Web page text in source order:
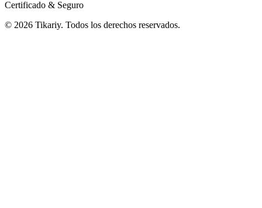
Certificado & Seguro
© 2026 Tikariy. Todos los derechos reservados.